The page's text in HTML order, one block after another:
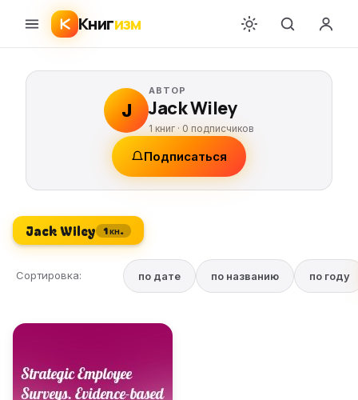
Книгизм
J
АВТОР
Jack Wiley
1 книг · 0 подписчиков
Подписаться
Jack Wiley 1 кн.
Сортировка: по дате по названию по году